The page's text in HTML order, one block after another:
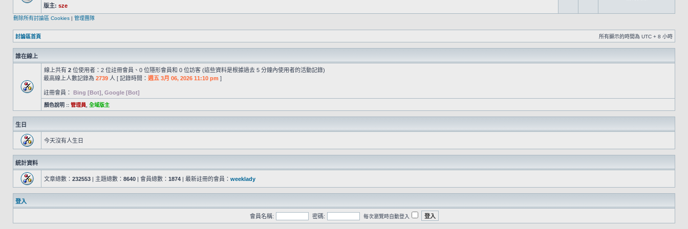
版主: sze
刪除所有討論區 Cookies | 管理團隊
討論區首頁 所有顯示的時間為 UTC + 8 小時
誰在線上
線上共有 2 位使用者：2 位註冊會員、0 位隱形會員和 0 位訪客 (這些資料是根據過去 5 分鐘內使用者的活動記錄)
最高線上人數記錄為 2739 人 [ 記錄時間： 週五 3月 06, 2026 11:10 pm ]
註冊會員： Bing [Bot] Google [Bot]
顏色說明 :: 管理員 全域版主
生日
今天沒有人生日
統計資料
文章總數： 232553 | 主題總數： 8640 | 會員總數： 1874 | 最新註冊的會員： weeklady
登入
會員名稱: 密碼: 每次瀏覽時自動登入